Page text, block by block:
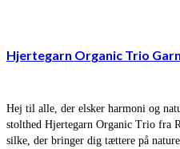
Hjertegarn Organic Trio
Hej til alle, der elsker harmoni og
stolthed Hjertegarn Organic Trio fra
silke, der bringer dig tættere på